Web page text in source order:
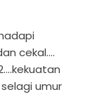
cekal....
umur